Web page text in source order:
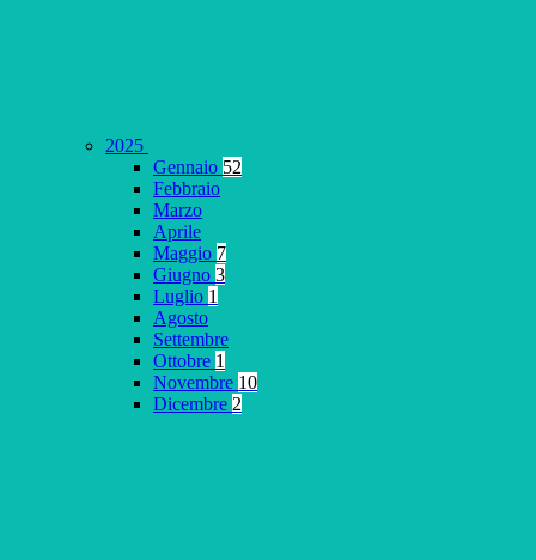
2025
Gennaio 52
Febbraio
Marzo
Aprile
Maggio 7
Giugno 3
Luglio 1
Agosto
Settembre
Ottobre 1
Novembre 10
Dicembre 2